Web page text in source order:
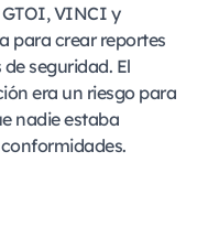
VINCI y
para crear reportes
seguridad. El
era un riesgo para
nadie estaba